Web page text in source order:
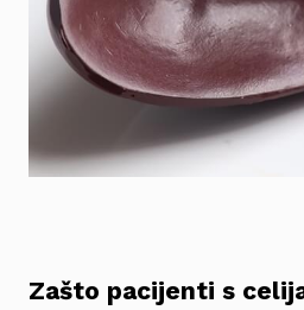
Zašto pacijenti s